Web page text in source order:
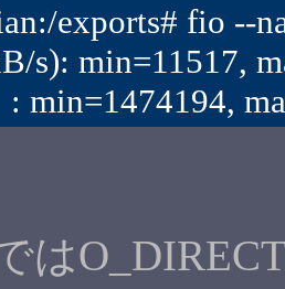
exports# fio --
s): min=11517,
: min=1474194,
O_DIRECT